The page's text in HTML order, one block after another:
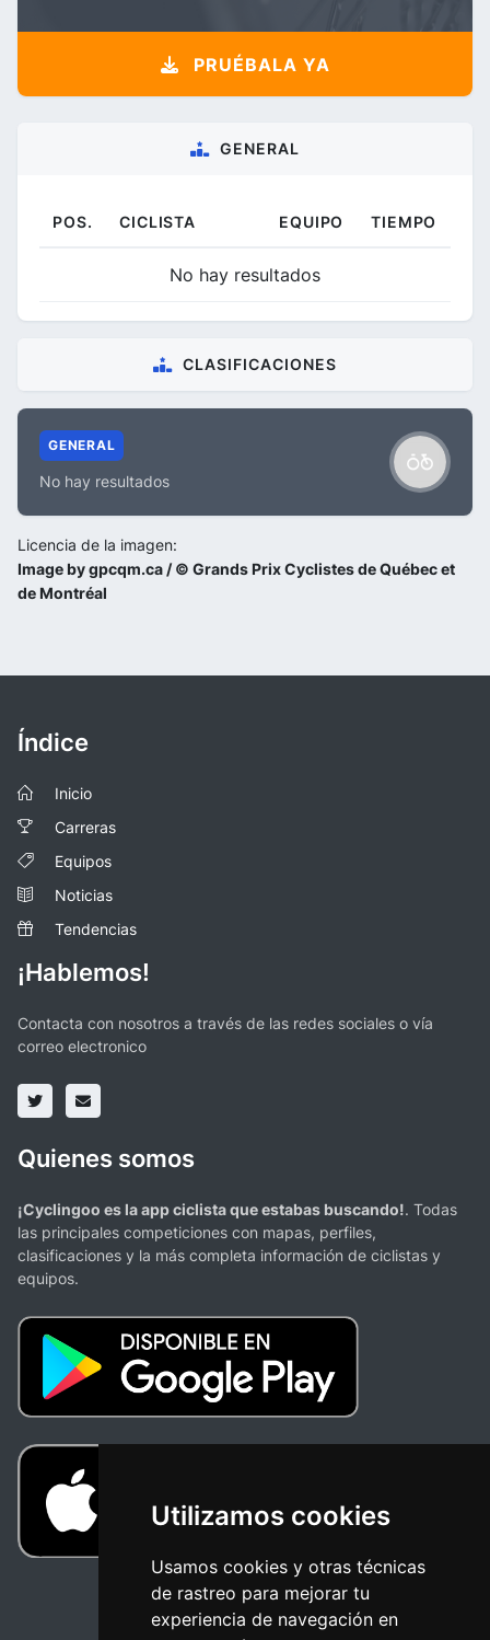
Utilizamos cookies
Usamos cookies y otras técnicas
de rastreo para mejorar tu
experiencia de navegación en
PRUÉBALA YA
GENERAL
POS. CICLISTA EQUIPO TIEMPO
No hay resultados
CLASIFICACIONES
GENERAL
No hay resultados
Licencia de la imagen:
Image by gpcqm.ca / © Grands Prix Cyclistes de Québec et
de Montréal
Índice
Inicio
Carreras
Equipos
Noticias
Tendencias
¡Hablemos!
Contacta con nosotros a través de las redes sociales o vía
correo electronico
Quienes somos
¡Cyclingoo es la app ciclista que estabas buscando!. Todas
las principales competiciones con mapas, perfiles,
clasificaciones y la más completa información de ciclistas y
equipos.